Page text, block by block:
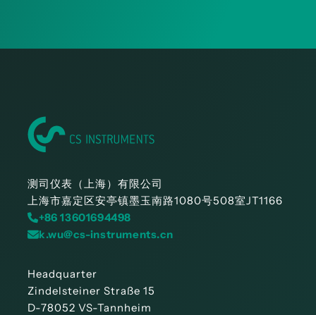
测司仪表（上海）有限公司
上海市嘉定区安亭镇墨玉南路1080号508室JT1166
+86 13601694498
k.wu@cs-instruments.cn
Headquarter
Zindelsteiner Straße 15
D-78052 VS-Tannheim